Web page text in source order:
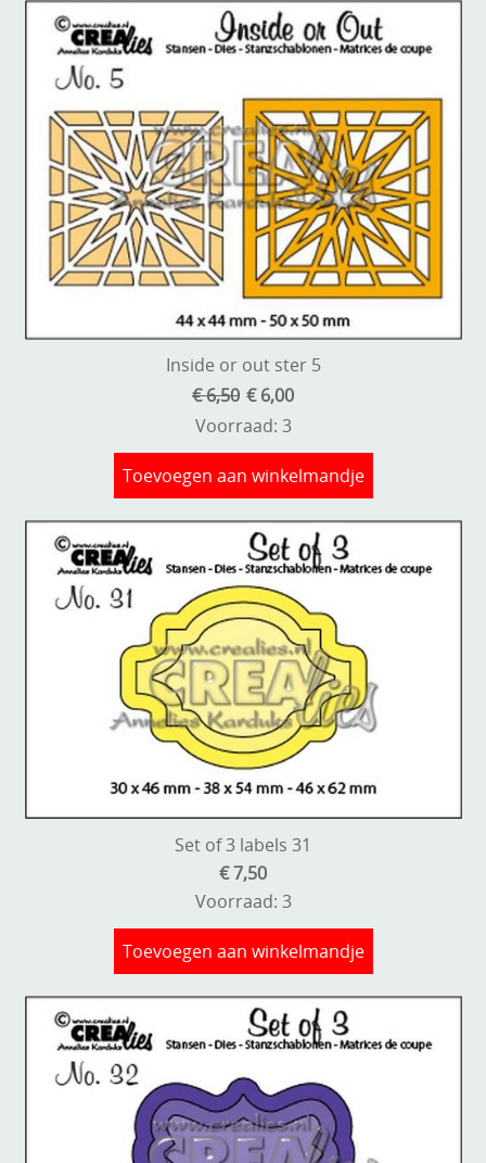
Inside or out ster 5
€ 6,50 € 6,00
Voorraad: 3
Toevoegen aan winkelmandje
Set of 3 labels 31
€ 7,50
Voorraad: 3
Toevoegen aan winkelmandje